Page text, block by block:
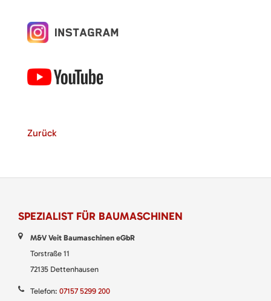
Zurück
SPEZIALIST FÜR BAUMASCHINEN
M&V Veit Baumaschinen eGbR
Torstraße 11
72135 Dettenhausen
Telefon: 07157 5299 200